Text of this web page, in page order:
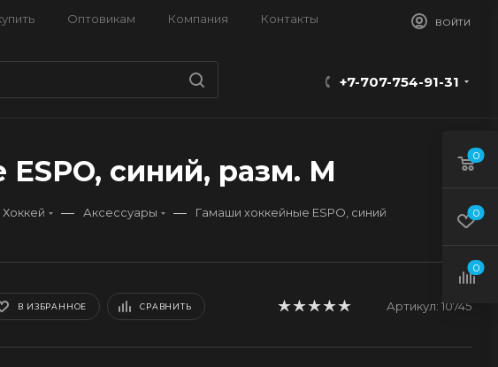
Оптовикам Компания Контакты ВОЙТИ
+7-707-754-91-31
синий, разм. M
Хоккей — Аксессуары — Гамаши хоккейные ESPO, синий
В ИЗБРАННОЕ СРАВНИТЬ Артикул: 10745
0
0
0